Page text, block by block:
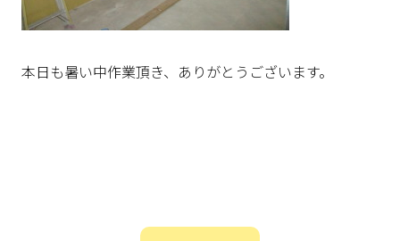
本日も暑い中作業頂き、ありがとうございます。